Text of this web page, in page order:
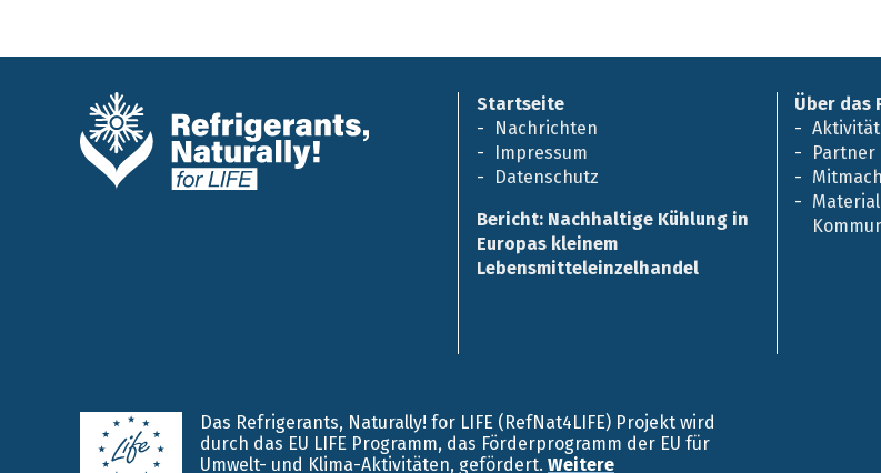
Startseite
Nachrichten
Impressum
Datenschutz
Bericht: Nachhaltige Kühlung in
Europas kleinem
Lebensmitteleinzelhandel
Über das
Partner
Das Refrigerants, Naturally! for LIFE (RefNat4LIFE) Projekt wird
durch das EU LIFE Programm, das Förderprogramm der EU für
Umwelt- und Klima-Aktivitäten, gefördert. Weitere